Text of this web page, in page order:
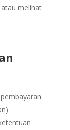
melihat